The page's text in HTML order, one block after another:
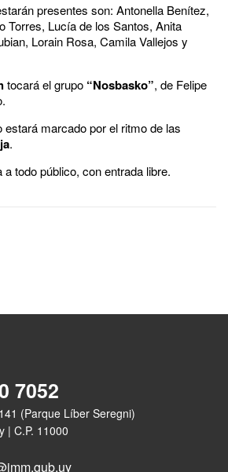
presentes son: Antonella Benítez,
Torres, Lucía de los Santos, Anita
Lorain Rosa, Camila Vallejos y
tocará el grupo “Nosbasko”, de Felipe
estará marcado por el ritmo de las
.
todo público, con entrada libre.
7052
(Parque Líber Seregni)
| C.P. 11000